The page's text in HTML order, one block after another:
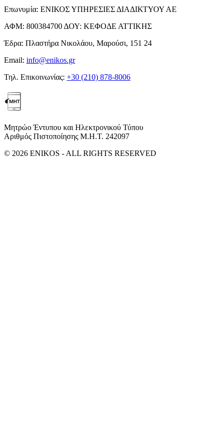
Επωνυμία: ΕΝΙΚΟΣ ΥΠΗΡΕΣΙΕΣ ΔΙΑΔΙΚΤΥΟΥ ΑΕ
ΑΦΜ: 800384700ΔΟΥ: ΚΕΦΟΔΕ ΑΤΤΙΚΗΣ
Έδρα: Πλαστήρα Νικολάου, Μαρούσι, 151 24
Email: info@enikos.gr
Τηλ. Επικοινωνίας: +30 (210) 878-8006
Μητρώο Έντυπου και Ηλεκτρονικού Τύπου
Αριθμός Πιστοποίησης Μ.Η.Τ. 242097
© 2026 ENIKOS - ALL RIGHTS RESERVED